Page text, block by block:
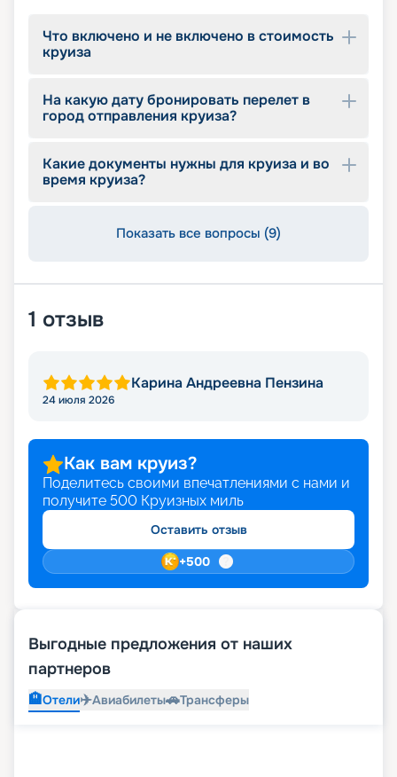
Что включено и не включено в стоимость
круиза
На какую дату бронировать перелет в
город отправления круиза?
Какие документы нужны для круиза и во
время круиза?
Показать все вопросы (9)
1 отзыв
Карина Андреевна Пензина
24 июля 2026
Как вам круиз?
Поделитесь своими впечатлениями с нами и
получите 500 Круизных миль
Оставить отзыв
+500
Выгодные предложения от наших
партнеров
🏨Отели✈️Авиабилеты🚗Трансферы